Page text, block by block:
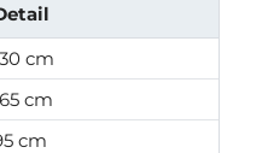
cm
cm
cm